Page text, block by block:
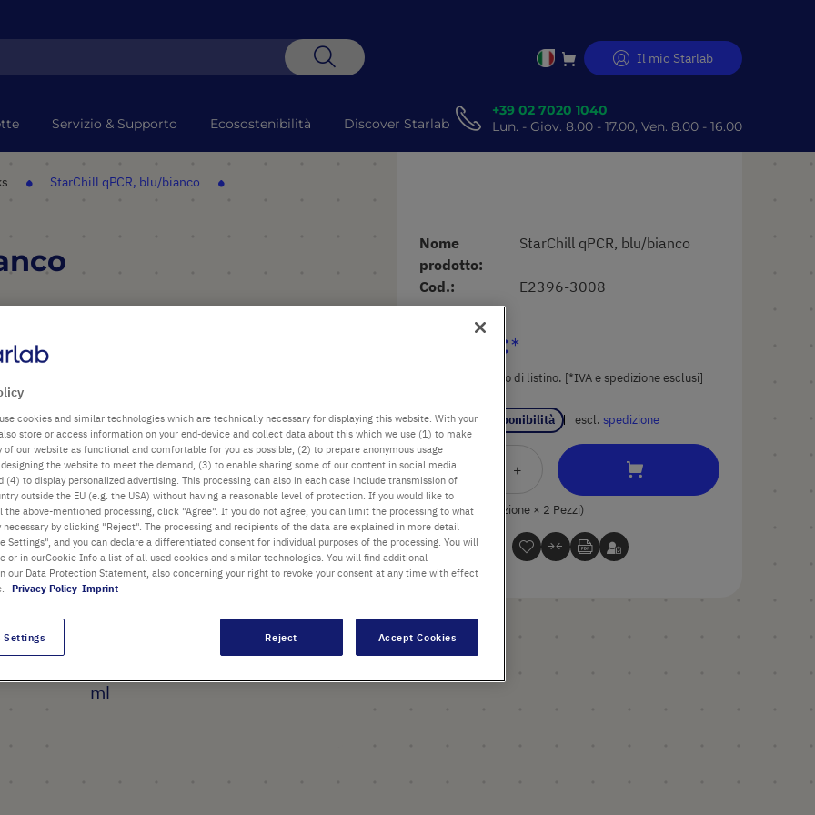
Salta
Il mio Starlab
Servizio & Supporto Ecosostenibilità Discover Starlab
+39 02 7020 1040
Lun. - Giov. 8.00 - 17.00, Ven. 8.00 - 16.00
StarChill qPCR, blu/bianco
dei campioni al di sotto di 4
°C per un massimo di 2,5
ore*
L'innovativo materiale che
cambia colore indica quando
un rack si sta avvicinando a 7
°C
Capacità: 64 tubi Corbett
Corbett Rotor-Gene®da 0,1
ml, 16 singoli da 0,2 ml (o 2 x
ml
Nome
prodotto
StarChill qPCR, blu/bianco
Cod. E2396-3008
189,72 €
Il prezzo è quello di listino. [*IVA e spedizione esclusi]
Verificare disponibilità escl.spedizione
- +
Aggiungi
2 Pezzi (1 Confezione × 2 Pezzi)
cookies and similar technologies which are technically necessary for displaying this website. With your
store or access information on your end-device and collect data about this which we use (1) to make
of our website as functional and comfortable for you as possible, (2) to prepare anonymous usage
the website to meet the demand, (3) to enable sharing some of our content in social media
(4) to display personalized advertising. This processing can also in each case include transmission of
outside the EU (e.g. the USA) without having a reasonable level of protection. If you would like to
the above-mentioned processing, click "Agree". If you do not agree, you can limit the processing to what
by clicking "Reject". The processing and recipients of the data are explained in more detail
Settings", and you can declare a differentiated consent for individual purposes of the processing. You will
or in ourCookie Info a list of all used cookies and similar technologies. You will find additional
our Data Protection Statement, also concerning your right to revoke your consent at any time with effect
Privacy Policy Imprint
Settings Reject Accept Cookies